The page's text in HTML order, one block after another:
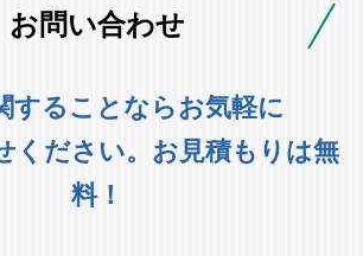
お問い合わせ
することならお気軽に
ください。お見積もりは無
料！